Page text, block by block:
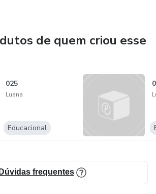
de quem criou esse
025
Luana
Educacional
Dúvidas frequentes